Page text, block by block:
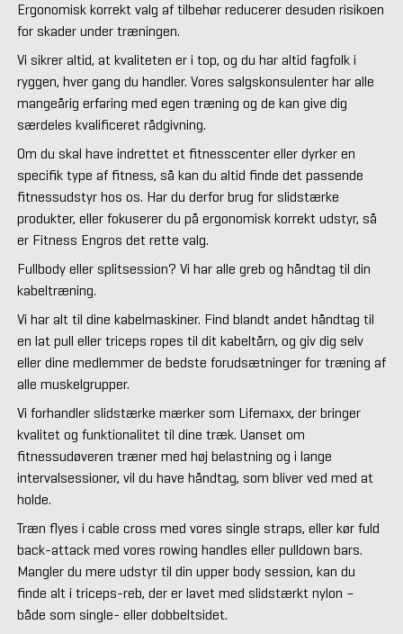
Ergonomisk korrekt valg af tilbehør reducerer desuden risikoen
for skader under træningen.
Vi sikrer altid, at kvaliteten er i top, og du har altid fagfolk i
ryggen, hver gang du handler. Vores salgskonsulenter har alle
mangeårig erfaring med egen træning og de kan give dig
særdeles kvalificeret rådgivning.
Om du skal have indrettet et fitnesscenter eller dyrker en
specifik type af fitness, så kan du altid finde det passende
fitnessudstyr hos os. Har du derfor brug for slidstærke
produkter, eller fokuserer du på ergonomisk korrekt udstyr, så
er Fitness Engros det rette valg.
Fullbody eller splitsession? Vi har alle greb og håndtag til din
kabeltræning.
Vi har alt til dine kabelmaskiner. Find blandt andet håndtag til
en lat pull eller triceps ropes til dit kabeltårn, og giv dig selv
eller dine medlemmer de bedste forudsætninger for træning af
alle muskelgrupper.
Vi forhandler slidstærke mærker som Lifemaxx, der bringer
kvalitet og funktionalitet til dine træk. Uanset om
fitnessudøveren træner med høj belastning og i lange
intervalsessioner, vil du have håndtag, som bliver ved med at
holde.
Træn flyes i cable cross med vores single straps, eller kør fuld
back-attack med vores rowing handles eller pulldown bars.
Mangler du mere udstyr til din upper body session, kan du
finde alt i triceps-reb, der er lavet med slidstærkt nylon –
både som single- eller dobbeltsidet.